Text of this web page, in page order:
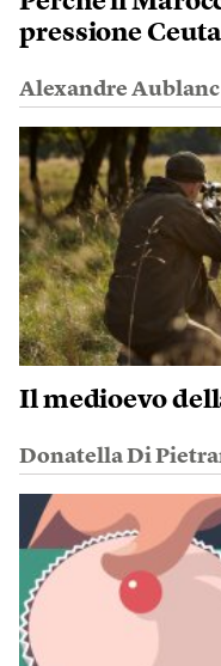
pressione Ceuta
Alexandre Aublanc
Il medioevo
Donatella Di